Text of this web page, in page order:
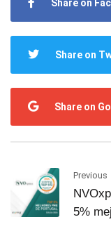
Share on
Share on
Share on
Previous
5%